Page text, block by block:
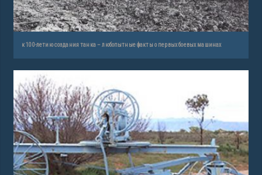
к 100-летию создания танка – любопытные факты о первых боевых машинах